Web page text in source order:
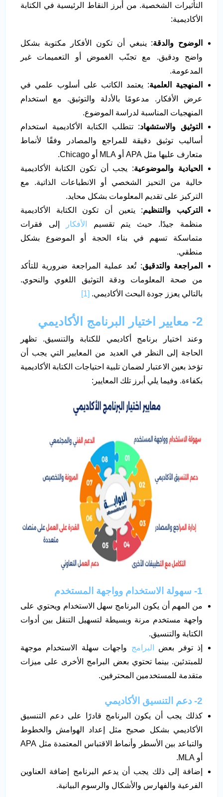
التأثيرات الشخصية. من أبرز النقاط الرئيسية في الكتابة
الأكاديمية:
الوضوح والدقة: ينبغي أن تكون الأفكار مكتوبة بشكل
واضح ودقيق. مع تجنّب الغموض أو التعميمات غير
المدعومة.
المنهجية العلمية: يعتمد الكاتب على أسلوب علمي في
عرض الأفكار. مدعومًا بالأدلة والتوثيق. مع استخدام
المنهجيات المناسبة لدراسة الموضوع.
التوثيق والاستشهاد: تتطلب الكتابة الأكاديمية استخدام
أساليب توثيق دقيقة للمراجع والمصادر وفقًا لأنماط
متعارف عليها مثل APA أو MLA أو Chicago.
الحيادية والموضوعية: يجب أن تكون الكتابة الأكاديمية
خالية من التحيز الشخصي أو الانطباعات الذاتية. مع
التركيز على تقديم المعلومات بشكل محايد.
التركيب والتنظيم: يتعين أن تكون الكتابة الأكاديمية
منظمة جيدًا. حيث يتم تقسيم
الأفكار
إلى فقرات
متماسكة تسهم في بناء الحجة أو الموضوع بشكل
منطقي.
المراجعة والتدقيق: تُعد عملية المراجعة ضرورية للتأكد
من صحة المعلومات ودقة التوثيق اللغوي والنحوي.
بالتالي يعزز جودة البحث الأكاديمي. [1]
2- معايير اختيار البرنامج الأكاديمي
وعند اختيار برنامج أكاديمي للكتابة والتنسيق. تظهر
الحاجة إلى النظر في العديد من المعايير التي يجب أن
تؤخذ بعين الاعتبار لضمان تلبية احتياجات الكتابة الأكاديمية
بكفاءة. وفيما يلي أبرز تلك المعايير:
1- سهولة الاستخدام وواجهة المستخدم
من المهم أن يكون البرنامج سهل الاستخدام ويحتوي على
واجهة مستخدم مرنة وبسيطة لتسهيل التنقل بين أدوات
الكتابة والتنسيق.
إذ توفر بعض
البرامج واجهات سهلة الاستخدام موجهة
للمبتدئين. بينما تحتوي بعض البرامج الأخرى على ميزات
متقدمة للمستخدمين المحترفين.
2- دعم التنسيق الأكاديمي
كذلك يجب أن يكون البرنامج قادرًا على دعم التنسيق
الأكاديمي بشكل صحيح مثل إعداد الهوامش والخطوط
والتباعد بين الأسطر وأنماط الاقتباس المعتمدة مثل APA
أو MLA.
إضافة إلى ذلك يجب أن يدعم البرنامج إضافة العناوين
الفرعية والفهارس والأشكال والرسوم البيانية.